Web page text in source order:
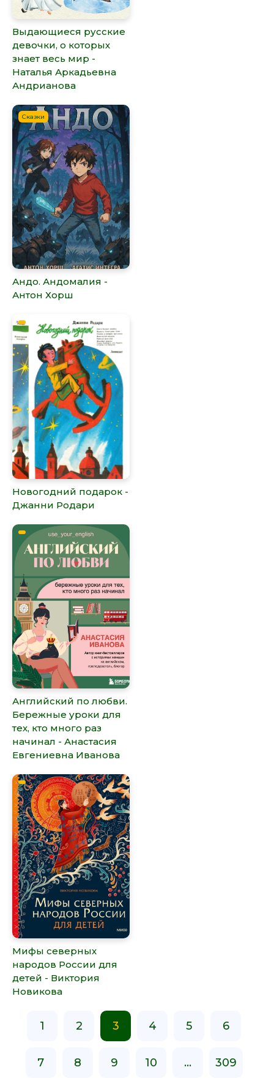
Выдающиеся русские
девочки, о которых
знает весь мир -
Наталья Аркадьевна
Андрианова
Сказки
Андо. Андомалия -
Антон Хорш
Новогодний подарок -
Джанни Родари
Английский по любви.
Бережные уроки для
тех, кто много раз
начинал - Анастасия
Евгениевна Иванова
Мифы северных
народов России для
детей - Виктория
Новикова
1 2 3 4 5 6
7 8 9 10 ... 309